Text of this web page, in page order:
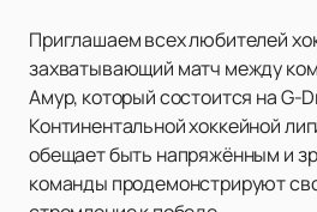
Приглашаем всех любителей
захватывающий матч между
Амур, который состоится на G-
Континентальной хоккейной
обещает быть напряжённым и
команды продемонстрируют